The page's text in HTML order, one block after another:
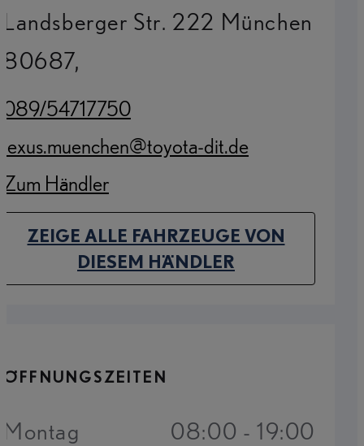
Landsberger Str. 222 München
80687,
089/54717750
(Opens in new tab)
lexus.muenchen@toyota-dit.de
(Opens in new tab)
Zum Händler
(Opens in new tab)
ZEIGE ALLE FAHRZEUGE VON
DIESEM HÄNDLER(OPENS IN NEW TAB)
ÖFFNUNGSZEITEN
Montag
08:00 - 19:00